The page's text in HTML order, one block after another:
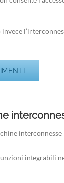
integrabili